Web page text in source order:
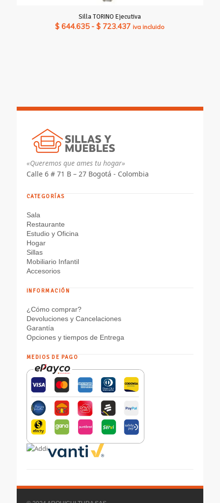
Silla TORINO Ejecutiva
$ 644.635 - $ 723.437Rango
iva incluido
«Queremos que ames tu hogar»
Calle 6 # 71 B – 27 Bogotá - Colombia
CATEGORÍAS
Sala
Restaurante
Estudio y Oficina
Hogar
Sillas
Mobiliario Infantil
Accesorios
INFORMACIÓN
¿Cómo comprar?
Devoluciones y Cancelaciones
Garantía
Opciones y tiempos de Entrega
MEDIOS DE PAGO